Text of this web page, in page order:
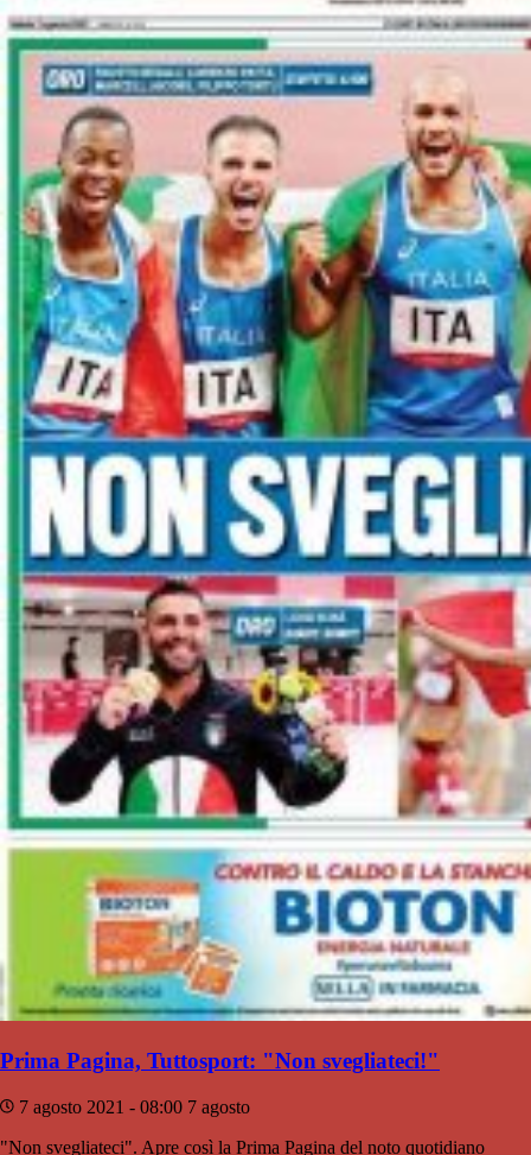
Prima Pagina, Tuttosport: "Non svegliateci!"
7 agosto 2021 - 08:00 7 agosto
"Non svegliateci". Apre così la Prima Pagina del noto quotidiano